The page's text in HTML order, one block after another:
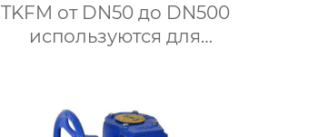
TKFM от DN50 до DN500
используются для
нержавеющей стали с
фтористой облицовкой